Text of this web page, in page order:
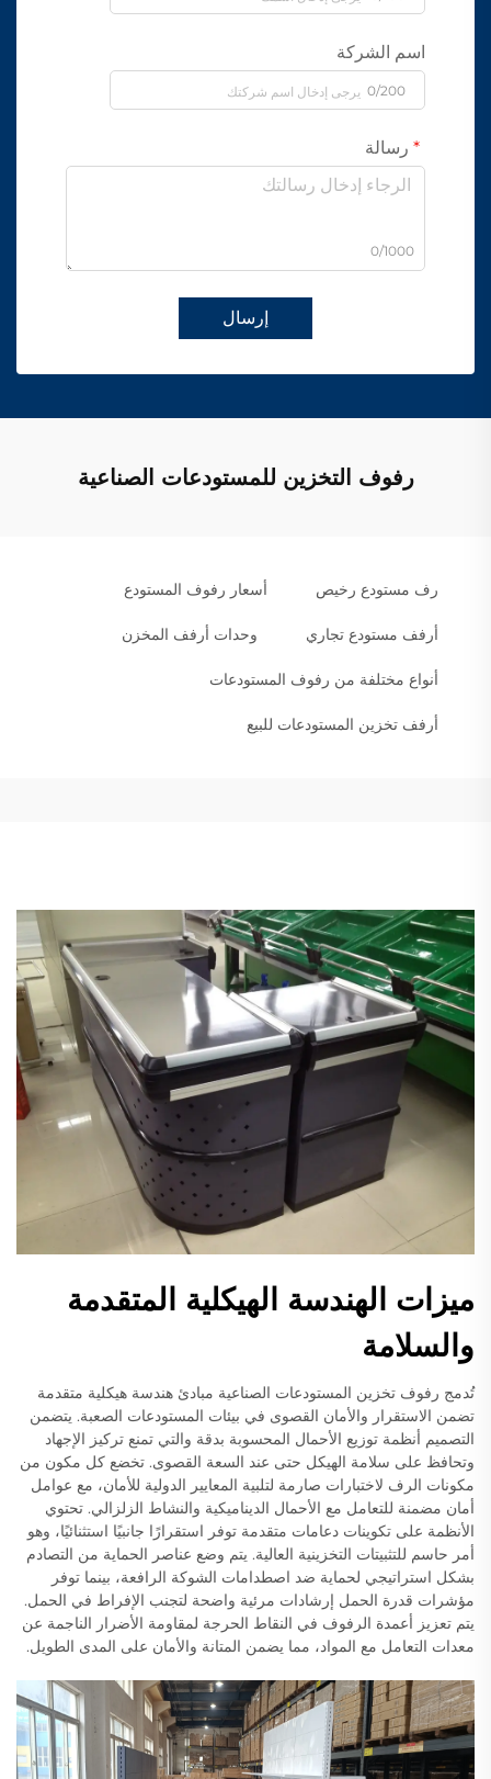
اسم الشركة
0/200
رسالة
0/1000
إرسال
رفوف التخزين للمستودعات الصناعية
رف مستودع رخيص أسعار رفوف المستودع
أرفف مستودع تجاري وحدات أرفف المخزن
أنواع مختلفة من رفوف المستودعات
أرفف تخزين المستودعات للبيع
ميزات الهندسة الهيكلية المتقدمة
والسلامة
تُدمج رفوف تخزين المستودعات الصناعية مبادئ هندسة هيكلية متقدمة
تضمن الاستقرار والأمان القصوى في بيئات المستودعات الصعبة. يتضمن
التصميم أنظمة توزيع الأحمال المحسوبة بدقة والتي تمنع تركيز الإجهاد
وتحافظ على سلامة الهيكل حتى عند السعة القصوى. تخضع كل مكون من
مكونات الرف لاختبارات صارمة لتلبية المعايير الدولية للأمان، مع عوامل
أمان مضمنة للتعامل مع الأحمال الديناميكية والنشاط الزلزالي. تحتوي
الأنظمة على تكوينات دعامات متقدمة توفر استقرارًا جانبيًا استثنائيًا، وهو
أمر حاسم للتثبيتات التخزينية العالية. يتم وضع عناصر الحماية من التصادم
بشكل استراتيجي لحماية ضد اصطدامات الشوكة الرافعة، بينما توفر
مؤشرات قدرة الحمل إرشادات مرئية واضحة لتجنب الإفراط في الحمل.
يتم تعزيز أعمدة الرفوف في النقاط الحرجة لمقاومة الأضرار الناجمة عن
معدات التعامل مع المواد، مما يضمن المتانة والأمان على المدى الطويل.